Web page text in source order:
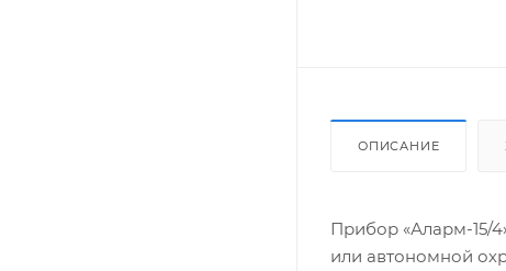
ОПИСАНИЕ
Прибор «Аларм-15/
или автономной